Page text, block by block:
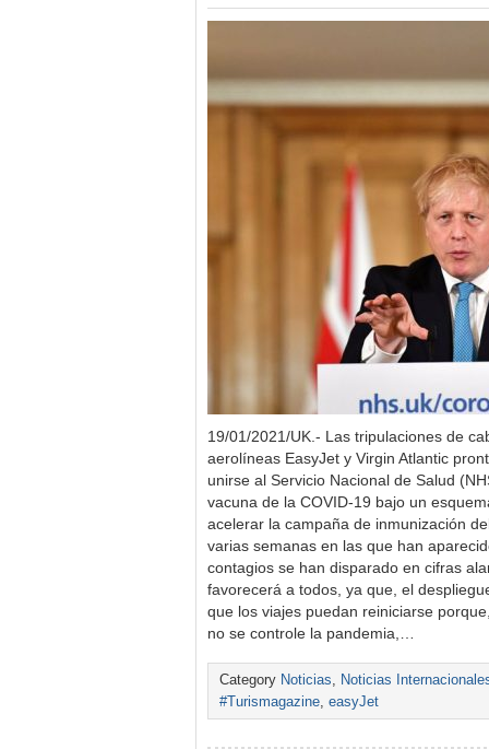
19/01/2021/UK.- Las tripulaciones de
aerolíneas EasyJet y Virgin Atlantic
unirse al Servicio Nacional de Salud
vacuna de la COVID-19 bajo un
acelerar la campaña de inmunización
varias semanas en las que han
contagios se han disparado en cifras
favorecerá a todos, ya que, el
que los viajes puedan reiniciarse
no se controle la pandemia,…
Category Noticias, Noticias
#Turismagazine, easyJet